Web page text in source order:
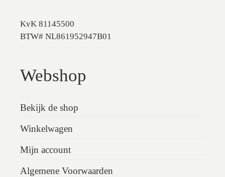
KvK 81145500
BTW# NL861952947B01
Webshop
Bekijk de shop
Winkelwagen
Mijn account
Algemene Voorwaarden